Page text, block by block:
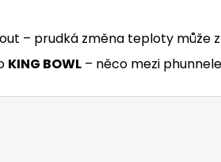
– prudká změna teploty může
KING BOWL – něco mezi